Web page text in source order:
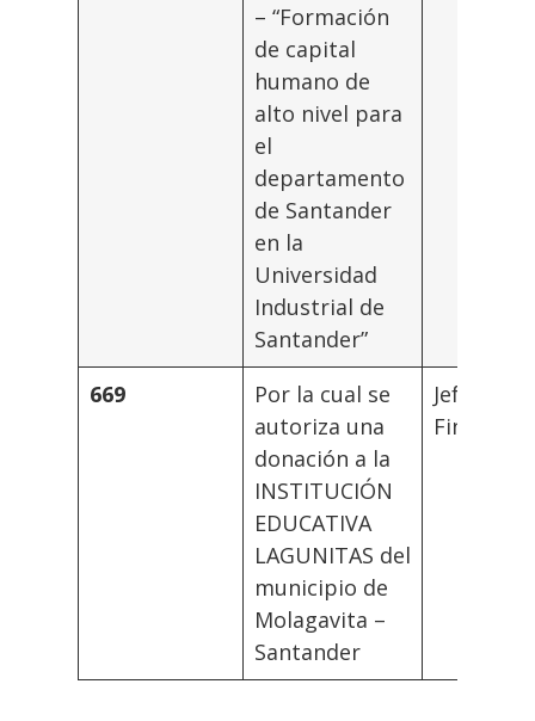
– “Formación
de capital
humano de
alto nivel para
el
departamento
de Santander
en la
Universidad
Industrial de
Santander”
669
Por la cual se
autoriza una
donación a la
INSTITUCIÓN
EDUCATIVA
LAGUNITAS del
municipio de
Molagavita –
Santander
Jefe